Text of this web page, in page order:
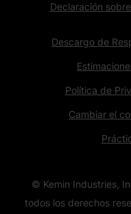
Declaración
Descargo de
Política de
Cambiar el
© Kemin Industries,
todos los derechos